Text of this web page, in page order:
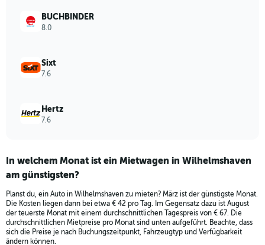
BUCHBINDER
8.0
Sixt
7.6
Hertz
7.6
In welchem Monat ist ein Mietwagen in Wilhelmshaven
am günstigsten?
Planst du, ein Auto in Wilhelmshaven zu mieten? März ist der günstigste Monat.
Die Kosten liegen dann bei etwa € 42 pro Tag. Im Gegensatz dazu ist August
der teuerste Monat mit einem durchschnittlichen Tagespreis von € 67. Die
durchschnittlichen Mietpreise pro Monat sind unten aufgeführt. Beachte, dass
sich die Preise je nach Buchungszeitpunkt, Fahrzeugtyp und Verfügbarkeit
ändern können.